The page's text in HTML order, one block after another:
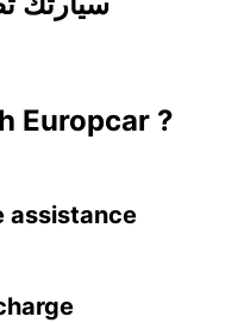
Europcar ?
assistance